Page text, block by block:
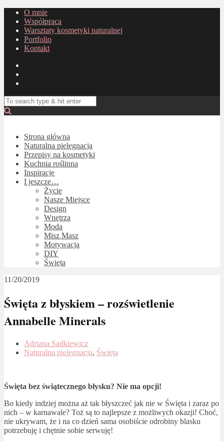
O mnie
Współpraca
Warsztaty kosmetyki naturalnej
Portfolio
Kontakt
Strona główna
Naturalna pielęgnacja
Przepisy na kosmetyki
Kuchnia roślinna
Inspiracje
I jeszcze…
Życie
Nasze Miejsce
Design
Wnętrza
Moda
Misz Masz
Motywacja
DIY
Święta
11/20/2019
Święta z błyskiem – rozświetlenie
Annabelle Minerals
Adriana Sadkiewicz
Naturalna pielęgnacja, Święta
Święta bez świątecznego błysku? Nie ma opcji!
Bo kiedy indziej można aż tak błyszczeć jak nie w Święta i zaraz po
nich – w karnawale? Toż są to najlepsze z możliwych okazji! Choć,
nie ukrywam, że i na co dzień sama osobiście odrobiny blasku
potrzebuję i chętnie sobie serwuję!